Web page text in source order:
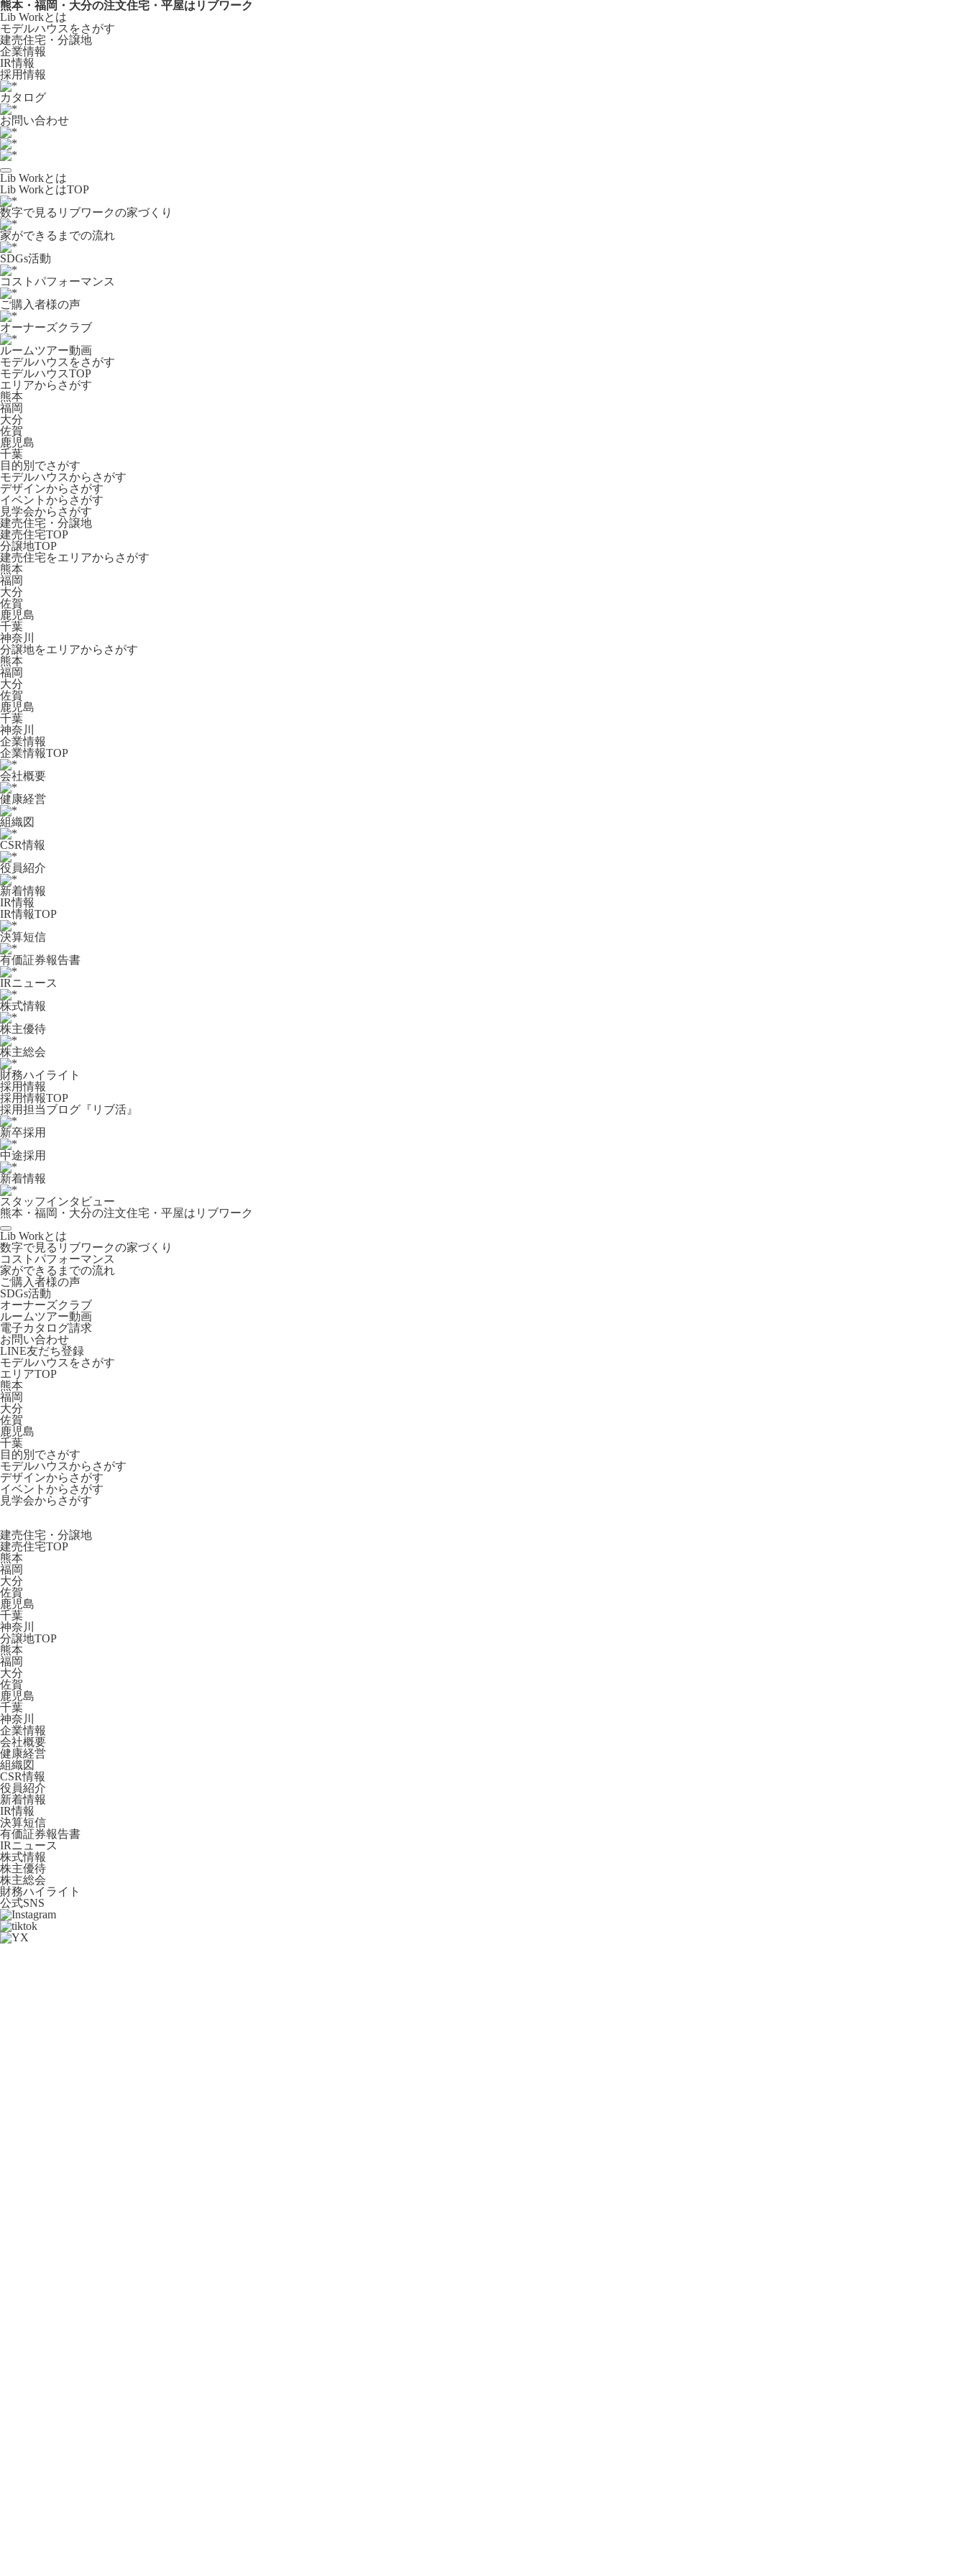
熊本・福岡・大分の注文住宅・平屋はリブワーク
Lib Workとは
モデルハウスをさがす
建売住宅・分譲地
企業情報
IR情報
採用情報
カタログ
お問い合わせ
Lib Workとは
Lib WorkとはTOP
数字で⾒るリブワークの家づくり
家ができるまでの流れ
SDGs活動
コストパフォーマンス
ご購入者様の声
オーナーズクラブ
ルームツアー動画
モデルハウスをさがす
モデルハウスTOP
エリアからさがす
熊本
福岡
大分
佐賀
鹿児島
千葉
目的別でさがす
モデルハウスからさがす
デザインからさがす
イベントからさがす
見学会からさがす
建売住宅・分譲地
建売住宅TOP
分譲地TOP
建売住宅をエリアからさがす
熊本
福岡
大分
佐賀
鹿児島
千葉
神奈川
分譲地をエリアからさがす
熊本
福岡
大分
佐賀
鹿児島
千葉
神奈川
企業情報
企業情報TOP
会社概要
健康経営
組織図
CSR情報
役員紹介
新着情報
IR情報
IR情報TOP
決算短信
有価証券報告書
IRニュース
株式情報
株主優待
株主総会
財務ハイライト
採用情報
採用情報TOP
採用担当ブログ『リブ活』
新卒採用
中途採用
新着情報
スタッフインタビュー
熊本・福岡・大分の注文住宅・平屋はリブワーク
Lib Workとは
数字で見るリブワークの家づくり
コストパフォーマンス
家ができるまでの流れ
ご購入者様の声
SDGs活動
オーナーズクラブ
ルームツアー動画
電子カタログ請求
お問い合わせ
LINE友だち登録
モデルハウスをさがす
エリアTOP
熊本
福岡
大分
佐賀
鹿児島
千葉
目的別でさがす
モデルハウスからさがす
デザインからさがす
イベントからさがす
見学会からさがす
建売住宅・分譲地
建売住宅TOP
熊本
福岡
大分
佐賀
鹿児島
千葉
神奈川
分譲地TOP
熊本
福岡
大分
佐賀
鹿児島
千葉
神奈川
企業情報
会社概要
健康経営
組織図
CSR情報
役員紹介
新着情報
IR情報
決算短信
有価証券報告書
IRニュース
株式情報
株主優待
株主総会
財務ハイライト
公式SNS